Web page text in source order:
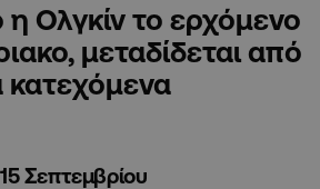
Ολγκίν το ερχόμενο
μεταδίδεται από
κατεχόμενα
Σεπτεμβρίου